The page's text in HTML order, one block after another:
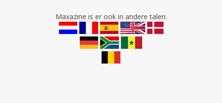
Maxazine is er ook in andere talen: